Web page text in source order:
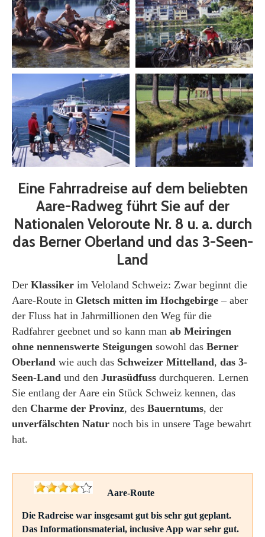
Eine Fahrradreise auf dem beliebten
Aare-Radweg führt Sie auf der
Nationalen Veloroute Nr. 8 u. a. durch
das Berner Oberland und das 3-Seen-
Land
Der Klassiker im Veloland Schweiz: Zwar beginnt die
Aare-Route in Gletsch mitten im Hochgebirge – aber
der Fluss hat in Jahrmillionen den Weg für die
Radfahrer geebnet und so kann man ab Meiringen
ohne nennenswerte Steigungen sowohl das Berner
Oberland wie auch das Schweizer Mittelland, das 3-
Seen-Land und den Jurasüdfuss durchqueren. Lernen
Sie entlang der Aare ein Stück Schweiz kennen, das
den Charme der Provinz, des Bauerntums, der
unverfälschten Natur noch bis in unsere Tage bewahrt
hat.
Aare-Route
Die Radreise war insgesamt gut bis sehr gut geplant.
Das Informationsmaterial, inclusive App war sehr gut.